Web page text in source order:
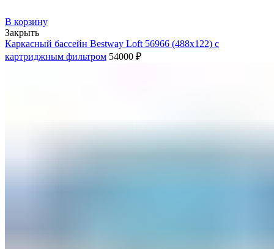
В корзину
Закрыть
Каркасный бассейн Bestway Loft 56966 (488х122) с
картриджным фильтром 54000 ₽